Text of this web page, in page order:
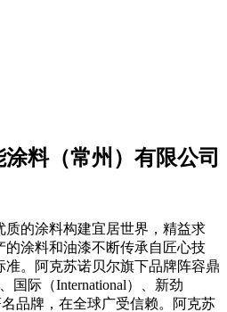
料（常州）有限公司
质的涂料构建宜居世界，精益求
的涂料和油漆不断传承自匠心技
。阿克苏诺贝尔旗下品牌阵容鼎
国际（International）、新劲
名品牌，在全球广受信赖。阿克苏